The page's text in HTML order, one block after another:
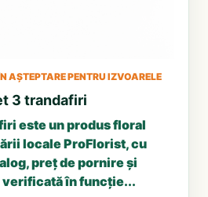
AȘTEPTARE PENTRU IZVOARELE
3 trandafiri
este un produs floral
locale ProFlorist, cu
preț de pornire și
în funcție...